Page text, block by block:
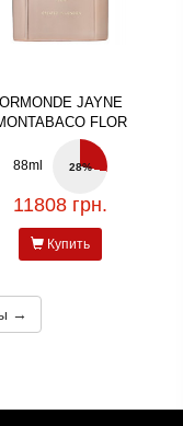
ORMONDE JAYNE
FLOR
88ml 28%
11808 грн.
Купить
→